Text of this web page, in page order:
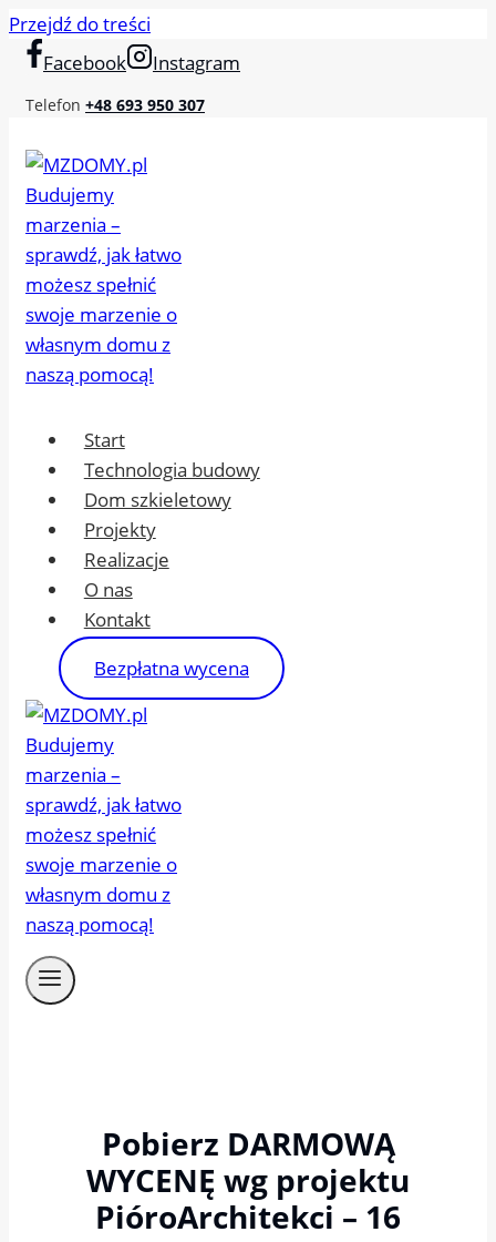
Przejdź do treści
Facebook
Instagram
Telefon +48 693 950 307
Start
Technologia budowy
Dom szkieletowy
Projekty
Realizacje
O nas
Kontakt
Bezpłatna wycena
Pobierz DARMOWĄ
WYCENĘ wg projektu
PióroArchitekci – 16